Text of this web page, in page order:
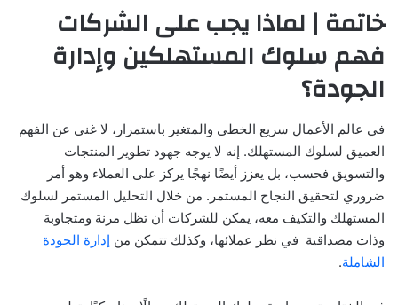
خاتمة | لماذا يجب على الشركات
فهم سلوك المستهلكين وإدارة
الجودة؟
في عالم الأعمال سريع الخطى والمتغير باستمرار، لا غنى عن الفهم
العميق لسلوك المستهلك. إنه لا يوجه جهود تطوير المنتجات
والتسويق فحسب، بل يعزز أيضًا نهجًا يركز على العملاء وهو أمر
ضروري لتحقيق النجاح المستمر. من خلال التحليل المستمر لسلوك
المستهلك والتكيف معه، يمكن للشركات أن تظل مرنة ومتجاوبة
وذات مصداقية في نظر عملائها، وكذلك تتمكن من إدارة الجودة
الشاملة.